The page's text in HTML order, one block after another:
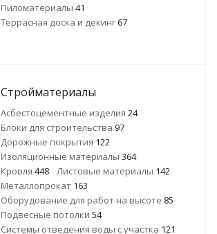
Пиломатериалы 41
Террасная доска и декинг 67
Стройматериалы
Асбестоцементные изделия 24
Блоки для строительства 97
Дорожные покрытия 122
Изоляционные материалы 364
Кровля 448 Листовые материалы 142
Металлопрокат 163
Оборудование для работ на высоте 85
Подвесные потолки 54
Системы отведения воды с участка 121